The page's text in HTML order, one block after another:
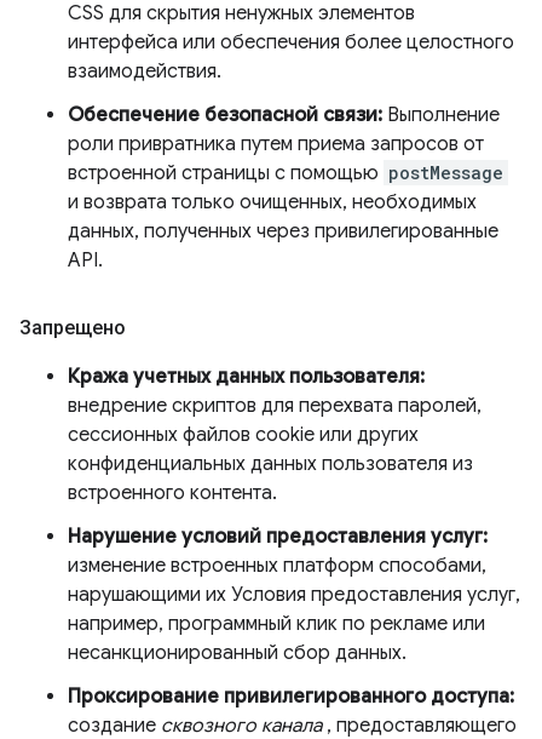
CSS для скрытия ненужных элементов
интерфейса или обеспечения более целостного
взаимодействия.
Обеспечение безопасной связи: Выполнение
роли привратника путем приема запросов от
встроенной страницы с помощью postMessage
и возврата только очищенных, необходимых
данных, полученных через привилегированные
API.
Запрещено
Кража учетных данных пользователя:
внедрение скриптов для перехвата паролей,
сессионных файлов cookie или других
конфиденциальных данных пользователя из
встроенного контента.
Нарушение условий предоставления услуг:
изменение встроенных платформ способами,
нарушающими их Условия предоставления услуг,
например, программный клик по рекламе или
несанкционированный сбор данных.
Проксирование привилегированного доступа:
создание сквозного канала, предоставляющего